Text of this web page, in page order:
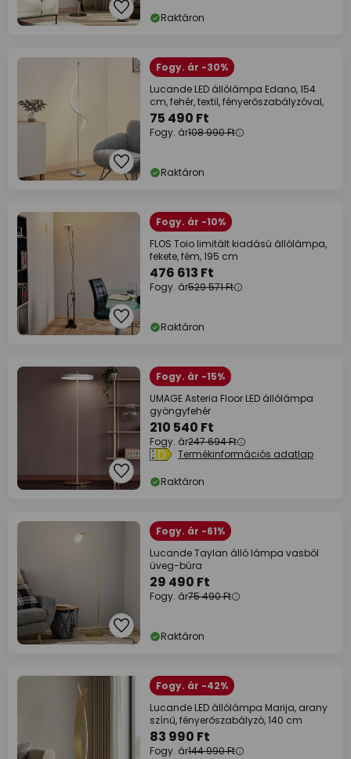
Raktáron
Fogy. ár -30%
Lucande LED állólámpa Edano, 154
cm, fehér, textil, fényerőszabályzóval,
75 490 Ft
Fogy. ár108 990 Ft
Raktáron
Fogy. ár -10%
FLOS Toio limitált kiadású állólámpa,
fekete, fém, 195 cm
476 613 Ft
Fogy. ár529 571 Ft
Raktáron
Fogy. ár -15%
UMAGE Asteria Floor LED állólámpa
gyöngyfehér
210 540 Ft
Fogy. ár247 694 Ft
Termékinformációs adatlap
Raktáron
Fogy. ár -61%
Lucande Taylan álló lámpa vasból
üveg-búra
29 490 Ft
Fogy. ár75 490 Ft
Raktáron
Fogy. ár -42%
Lucande LED állólámpa Marija, arany
színű, fényerőszabályzó, 140 cm
83 990 Ft
Fogy. ár144 990 Ft